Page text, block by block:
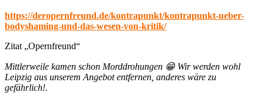
https://deropernfreund.de/kontrapunkt/kontrapunkt-ueber-
bodyshaming-und-das-wesen-von-kritik/
Zitat „Opernfreund“
Mittlerweile kamen schon Morddrohungen 😁 Wir werden wohl
Leipzig aus unserem Angebot entfernen, anderes wäre zu
gefährlich!.